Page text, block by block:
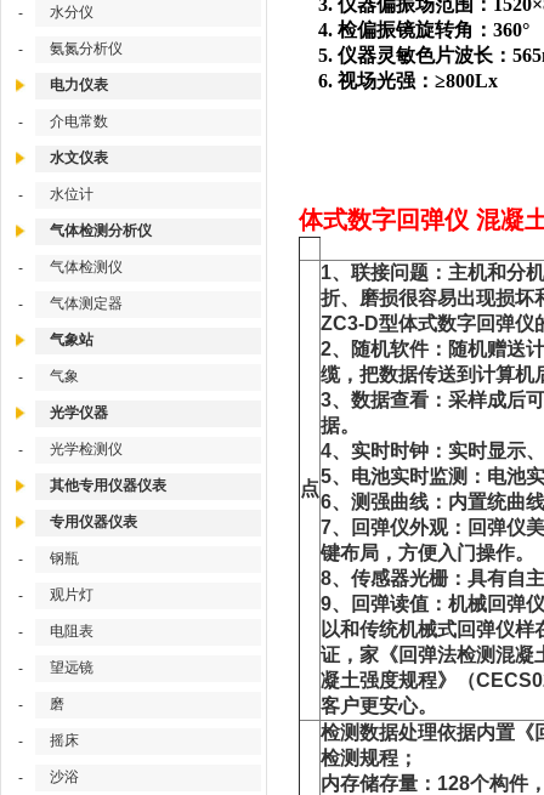
- 水分仪
- 氨氮分析仪
电力仪表
- 介电常数
水文仪表
- 水位计
气体检测分析仪
- 气体检测仪
- 气体测定器
气象站
- 气象
光学仪器
- 光学检测仪
其他专用仪器仪表
专用仪器仪表
- 钢瓶
- 观片灯
- 电阻表
- 望远镜
- 磨
- 摇床
- 沙浴
3. 仪器偏振场范围：
4. 检偏振镜旋转角：360°
5. 仪器灵敏色片波长：
6. 视场光强：≥800Lx
体式数字回弹仪 混凝
点
1、联接问题：主机和分
折、磨损很容易出现损坏
ZC3-D型体式数字回弹仪
2、随机软件：随机赠送
缆，把数据传送到计算机
3、数据查看：采样成后
据。
4、实时时钟：实时显示
5、电池实时监测：电池
6、测强曲线：内置统曲
7、回弹仪外观：回弹仪
键布局，方便入门操作。
8、传感器光栅：具有自
9、回弹读值：机械回弹
以和传统机械式回弹仪
证，家《回弹法检测混凝
凝土强度规程》（
客户更安心。
检测数据处理依据内置《
检测规程；
内存储存量：128个构件